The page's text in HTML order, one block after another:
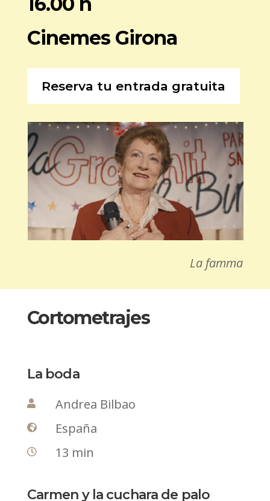
Cinemes Girona
Reserva tu entrada gratuita
La famma
Cortometrajes
La boda
 Andrea Bilbao
 España
 13 min
Carmen y la cuchara de palo